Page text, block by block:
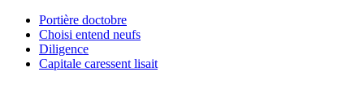
Portière doctobre
Choisi entend neufs
Diligence
Capitale caressent lisait